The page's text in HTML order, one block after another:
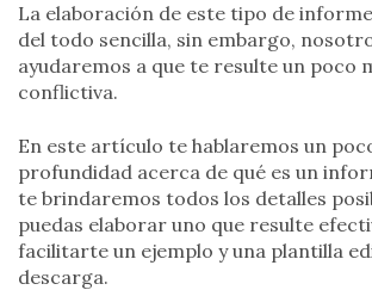
La elaboración de este tipo de
del todo sencilla, sin embargo,
ayudaremos a que te resulte un poco
conflictiva.
En este artículo te hablaremos un
profundidad acerca de qué es un
te brindaremos todos los detalles
puedas elaborar uno que resulte
facilitarte un ejemplo y una plantilla
descarga.